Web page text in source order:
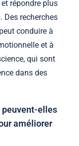
répondre plus
Des recherches
conduire à
et à
qui sont
dans des
peuvent-elles
améliorer